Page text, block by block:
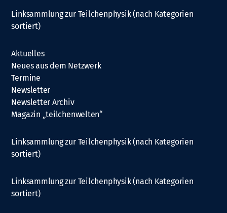
Linksammlung zur Teilchenphysik (nach Kategorien
sortiert)
Aktuelles
Neues aus dem Netzwerk
Termine
Newsletter
Newsletter Archiv
Magazin „teilchenwelten“
Linksammlung zur Teilchenphysik (nach Kategorien
sortiert)
Linksammlung zur Teilchenphysik (nach Kategorien
sortiert)